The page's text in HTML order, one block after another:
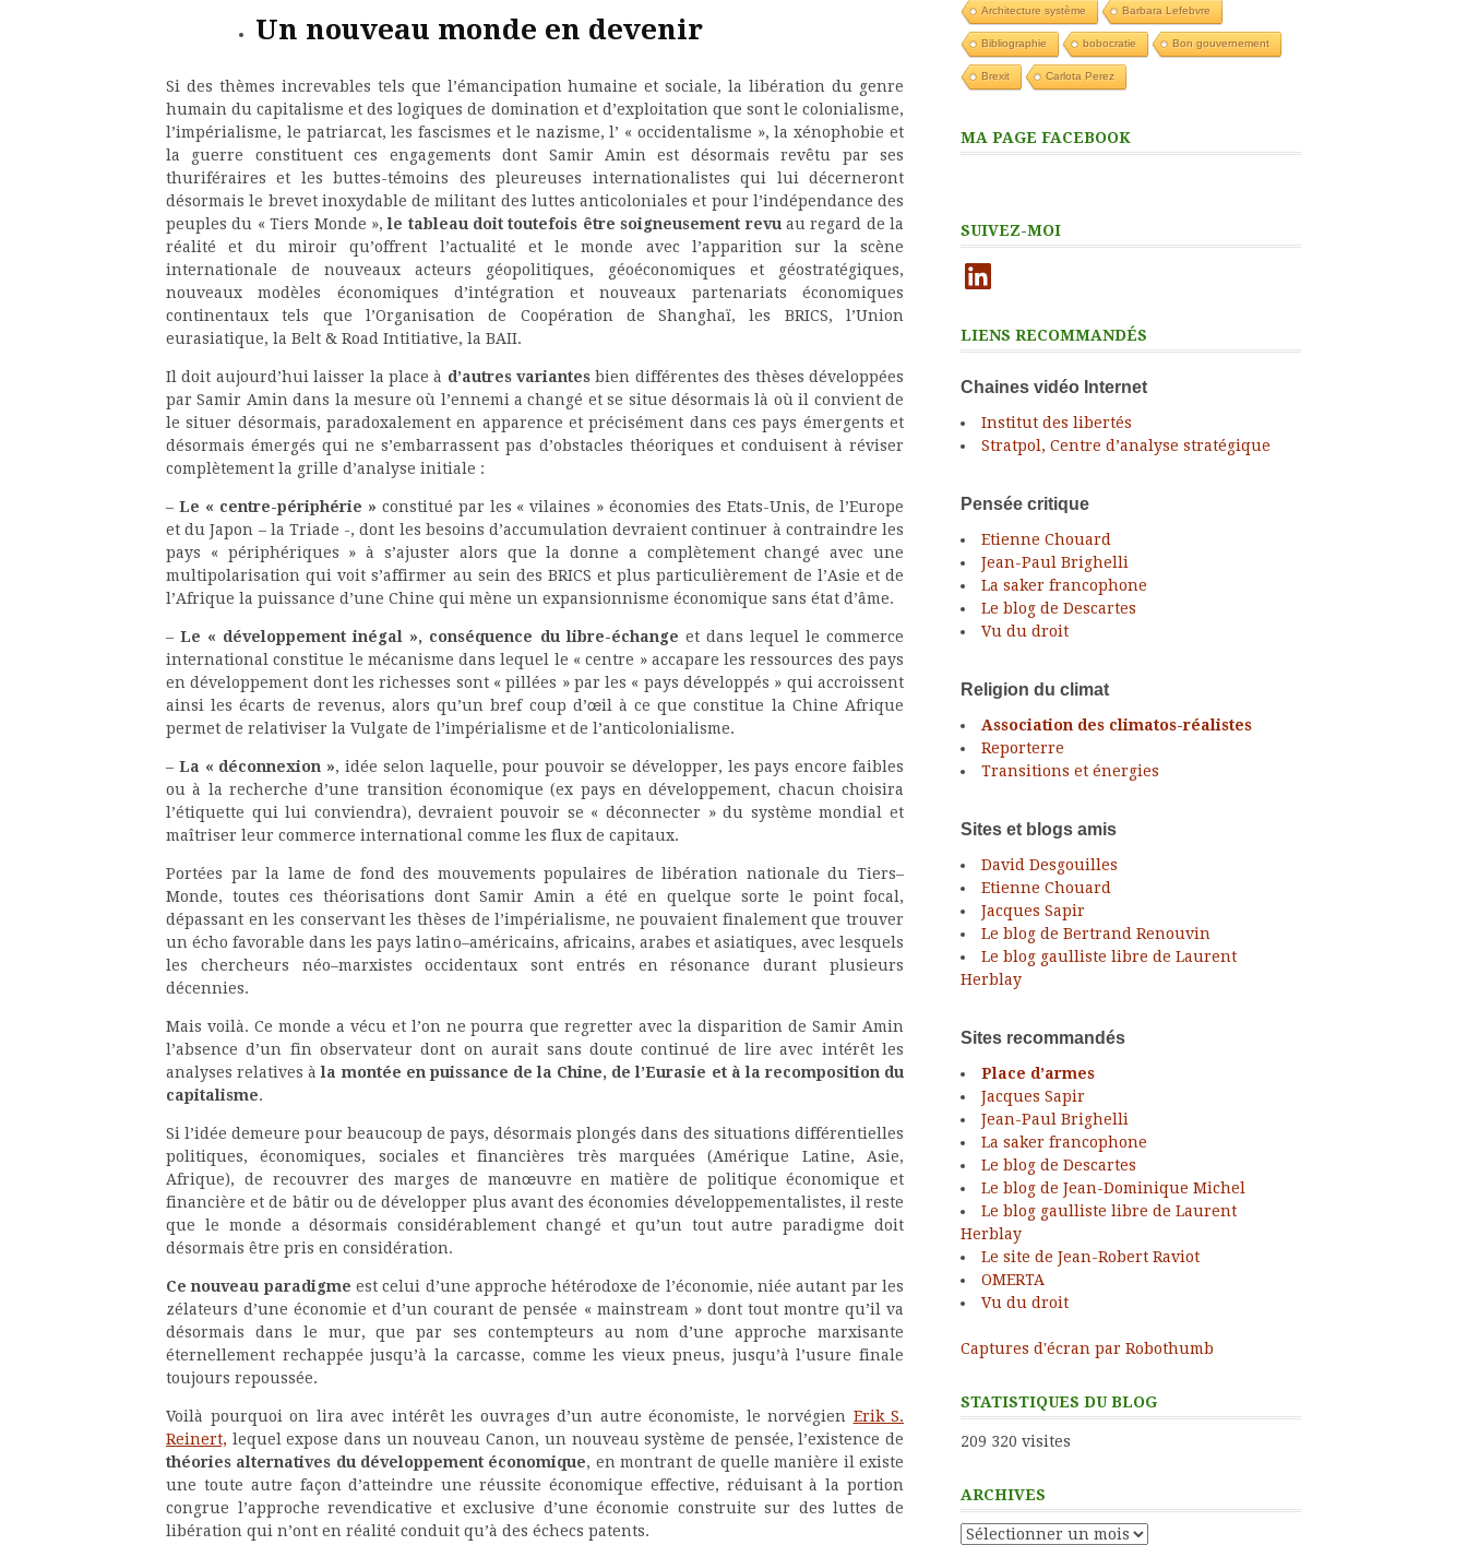
Un nouveau monde en devenir
Si des thèmes increvables tels que l’émancipation humaine et sociale, la libération du genre
humain du capitalisme et des logiques de domination et d’exploitation que sont le colonialisme,
l’impérialisme, le patriarcat, les fascismes et le nazisme, l’ « occidentalisme », la xénophobie et
la guerre constituent ces engagements dont Samir Amin est désormais revêtu par ses
thuriféraires et les buttes-témoins des pleureuses internationalistes qui lui décerneront
désormais le brevet inoxydable de militant des luttes anticoloniales et pour l’indépendance des
peuples du « Tiers Monde »,le tableau doit toutefois être soigneusement revu au regard de la
réalité et du miroir qu’offrent l’actualité et le monde avec l’apparition sur la scène
internationale de nouveaux acteurs géopolitiques, géoéconomiques et géostratégiques,
nouveaux modèles économiques d’intégration et nouveaux partenariats économiques
continentaux tels que l’Organisation de Coopération de Shanghaï, les BRICS, l’Union
eurasiatique, la Belt & Road Intitiative, la BAII.
Il doit aujourd’hui laisser la place à d’autres variantes bien différentes des thèses développées
par Samir Amin dans la mesure où l’ennemi a changé et se situe désormais là où il convient de
le situer désormais, paradoxalement en apparence et précisément dans ces pays émergents et
désormais émergés qui ne s’embarrassent pas d’obstacles théoriques et conduisent à réviser
complètement la grille d’analyse initiale :
– Le « centre-périphérie » constitué par les « vilaines » économies des Etats-Unis, de l’Europe
et du Japon – la Triade -, dont les besoins d’accumulation devraient continuer à contraindre les
pays « périphériques » à s’ajuster alors que la donne a complètement changé avec une
multipolarisation qui voit s’affirmer au sein des BRICS et plus particulièrement de l’Asie et de
l’Afrique la puissance d’une Chine qui mène un expansionnisme économique sans état d’âme.
–Le « développement inégal », conséquence du libre-échange et dans lequel le commerce
international constitue le mécanisme dans lequel le « centre » accapare les ressources des pays
en développement dont les richesses sont « pillées » par les « pays développés » qui accroissent
ainsi les écarts de revenus, alors qu’un bref coup d’œil à ce que constitue la Chine Afrique
permet de relativiser la Vulgate de l’impérialisme et de l’anticolonialisme.
– La « déconnexion », idée selon laquelle, pour pouvoir se développer, les pays encore faibles
ou à la recherche d’une transition économique (ex pays en développement, chacun choisira
l’étiquette qui lui conviendra), devraient pouvoir se « déconnecter » du système mondial et
maîtriser leur commerce international comme les flux de capitaux.
Portées par la lame de fond des mouvements populaires de libération nationale du Tiers–
Monde, toutes ces théorisations dont Samir Amin a été en quelque sorte le point focal,
dépassant en les conservant les thèses de l’impérialisme, ne pouvaient finalement que trouver
un écho favorable dans les pays latino–américains, africains, arabes et asiatiques, avec lesquels
les chercheurs néo–marxistes occidentaux sont entrés en résonance durant plusieurs
décennies.
Mais voilà. Ce monde a vécu et l’on ne pourra que regretter avec la disparition de Samir Amin
l’absence d’un fin observateur dont on aurait sans doute continué de lire avec intérêt les
analyses relatives àla montée en puissance de la Chine, de l’Eurasie et à la recomposition du
capitalisme.
Si l’idée demeure pour beaucoup de pays, désormais plongés dans des situations différentielles
politiques, économiques, sociales et financières très marquées (Amérique Latine, Asie,
Afrique), de recouvrer des marges de manœuvre en matière de politique économique et
financière et de bâtir ou de développer plus avant des économies développementalistes, il reste
que le monde a désormais considérablement changé et qu’un tout autre paradigme doit
désormais être pris en considération.
Ce nouveau paradigme est celui d’une approche hétérodoxe de l’économie, niée autant par les
zélateurs d’une économie et d’un courant de pensée « mainstream » dont tout montre qu’il va
désormais dans le mur, que par ses contempteurs au nom d’une approche marxisante
éternellement rechappée jusqu’à la carcasse, comme les vieux pneus, jusqu’à l’usure finale
toujours repoussée.
Voilà pourquoi on lira avec intérêt les ouvrages d’un autre économiste, le norvégien Erik S.
Reinert, lequel expose dans un nouveau Canon, un nouveau système de pensée, l’existence de
théories alternatives du développement économique, en montrant de quelle manière il existe
une toute autre façon d’atteindre une réussite économique effective, réduisant à la portion
congrue l’approche revendicative et exclusive d’une économie construite sur des luttes de
libération qui n’ont en réalité conduit qu’à des échecs patents.
Architecture système Barbara Lefebvre
Bibliographie bobocratie Bon gouvernement
Brexit Carlota Perez
MA PAGE FACEBOOK
SUIVEZ-MOI
LinkedIn
LIENS RECOMMANDÉS
Chaines vidéo Internet
Institut des libertés
Stratpol, Centre d’analyse stratégique
Pensée critique
Etienne Chouard
Jean-Paul Brighelli
La saker francophone
Le blog de Descartes
Vu du droit
Religion du climat
Association des climatos-réalistes
Reporterre
Transitions et énergies
Sites et blogs amis
David Desgouilles
Etienne Chouard
Jacques Sapir
Le blog de Bertrand Renouvin
Le blog gaulliste libre de Laurent
Herblay
Sites recommandés
Place d’armes
Jacques Sapir
Jean-Paul Brighelli
La saker francophone
Le blog de Descartes
Le blog de Jean-Dominique Michel
Le blog gaulliste libre de Laurent
Herblay
Le site de Jean-Robert Raviot
OMERTA
Vu du droit
Captures d'écran par Robothumb
STATISTIQUES DU BLOG
209 320 visites
ARCHIVES
Archives